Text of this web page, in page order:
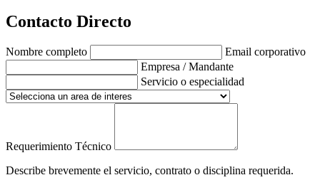
Contacto Directo
Nombre completo
Email corporativo
Empresa / Mandante
Servicio o especialidad
Requerimiento Técnico
Describe brevemente el servicio, contrato o disciplina requerida.